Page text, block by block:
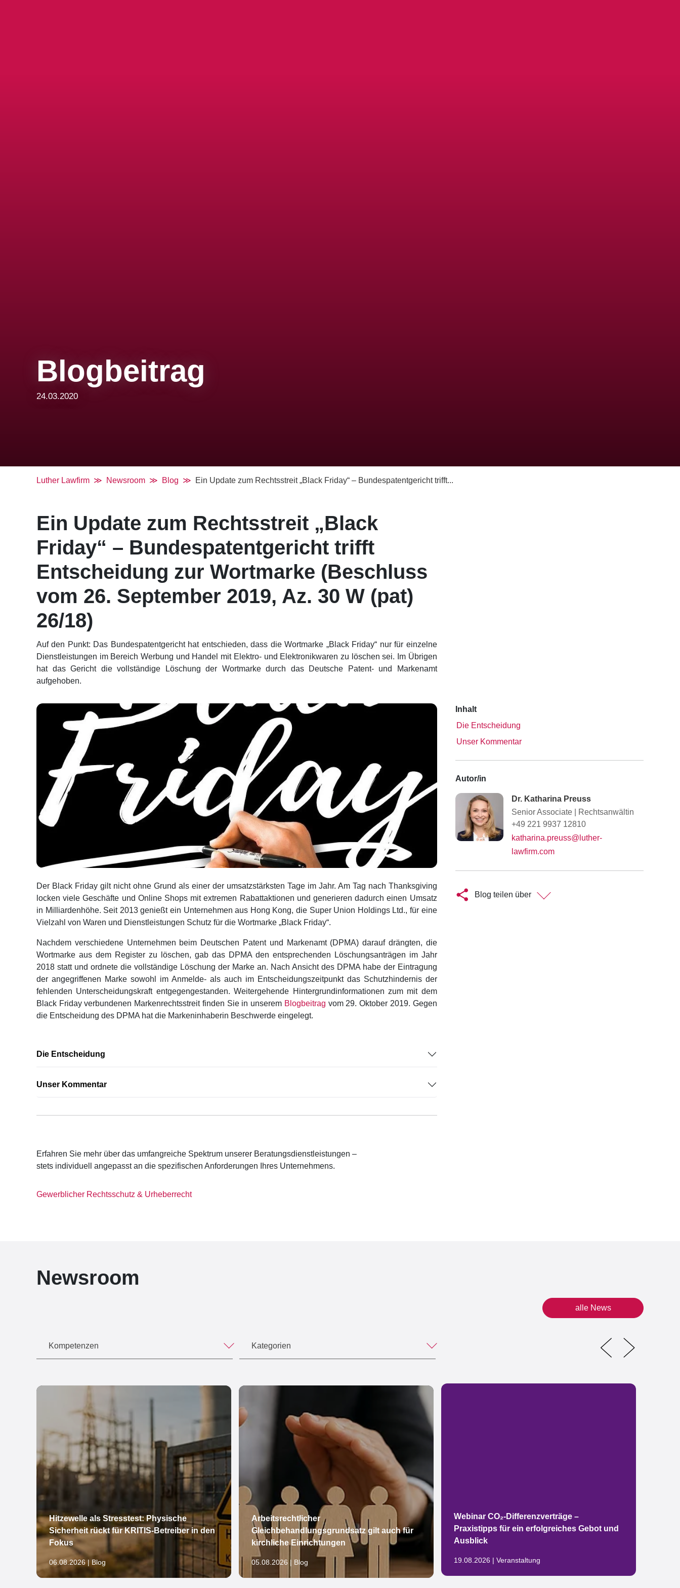
Blogbeitrag
24.03.2020
Luther Lawfirm Newsroom Blog Ein Update zum Rechtsstreit „Black Friday“ – Bundespatentgericht trifft...
Ein Update zum Rechtsstreit „Black
Friday“ – Bundespatentgericht trifft
Entscheidung zur Wortmarke (Beschluss
vom 26. September 2019, Az. 30 W (pat)
26/18)
Auf den Punkt: Das Bundespatentgericht hat entschieden, dass die Wortmarke „Black Friday“ nur für einzelne
Dienstleistungen im Bereich Werbung und Handel mit Elektro- und Elektronikwaren zu löschen sei. Im Übrigen
hat das Gericht die vollständige Löschung der Wortmarke durch das Deutsche Patent- und Markenamt
aufgehoben.
Der Black Friday gilt nicht ohne Grund als einer der umsatzstärksten Tage im Jahr. Am Tag nach Thanksgiving
locken viele Geschäfte und Online Shops mit extremen Rabattaktionen und generieren dadurch einen Umsatz
in Milliardenhöhe. Seit 2013 genießt ein Unternehmen aus Hong Kong, die Super Union Holdings Ltd., für eine
Vielzahl von Waren und Dienstleistungen Schutz für die Wortmarke „Black Friday“.
Nachdem verschiedene Unternehmen beim Deutschen Patent und Markenamt (DPMA) darauf drängten, die
Wortmarke aus dem Register zu löschen, gab das DPMA den entsprechenden Löschungsanträgen im Jahr
2018 statt und ordnete die vollständige Löschung der Marke an. Nach Ansicht des DPMA habe der Eintragung
der angegriffenen Marke sowohl im Anmelde- als auch im Entscheidungszeitpunkt das Schutzhindernis der
fehlenden Unterscheidungskraft entgegengestanden. Weitergehende Hintergrundinformationen zum mit dem
Black Friday verbundenen Markenrechtsstreit finden Sie in unserem Blogbeitrag vom 29. Oktober 2019. Gegen
die Entscheidung des DPMA hat die Markeninhaberin Beschwerde eingelegt.
Die Entscheidung
Unser Kommentar
Erfahren Sie mehr über das umfangreiche Spektrum unserer Beratungsdienstleistungen –
stets individuell angepasst an die spezifischen Anforderungen Ihres Unternehmens.
Gewerblicher Rechtsschutz & Urheberrecht
Inhalt
Die Entscheidung
Unser Kommentar
Autor/in
Dr. Katharina Preuss
Senior Associate
Rechtsanwältin
+49 221 9937 12810
katharina.preuss@luther-
lawfirm.com
Blog teilen über
Newsroom
alle News
Kompetenzen Kategorien
Hitzewelle als Stresstest: Physische
Sicherheit rückt für KRITIS-Betreiber in den
Fokus
06.08.2026 | Blog
Arbeitsrechtlicher
Gleichbehandlungsgrundsatz gilt auch für
kirchliche Einrichtungen
05.08.2026 | Blog
Webinar CO₂-Differenzverträge –
Praxistipps für ein erfolgreiches Gebot und
Ausblick
19.08.2026 | Veranstaltung